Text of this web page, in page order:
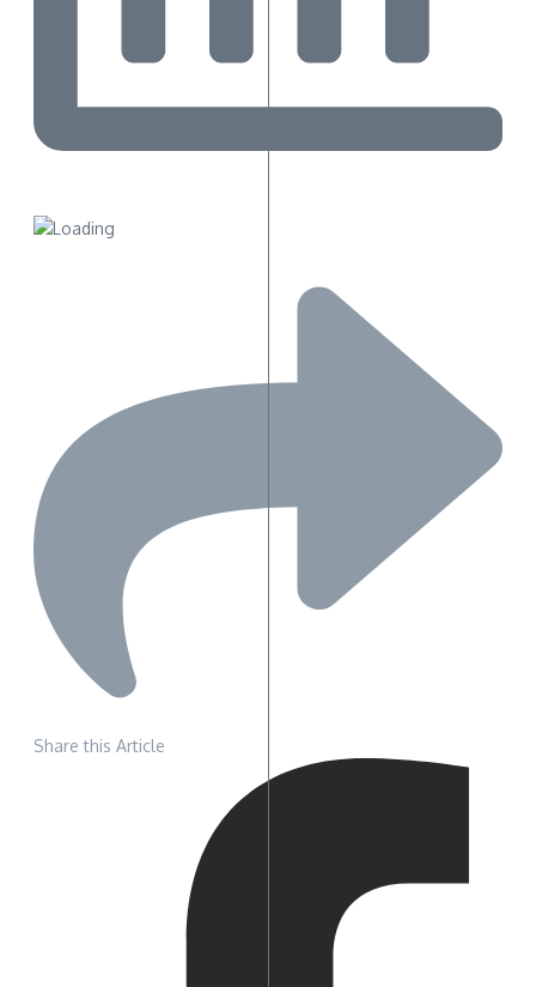
Share this Article